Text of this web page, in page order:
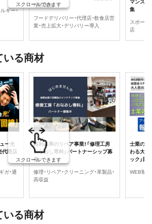
ギー・
理店募集
フードデリバリー・代理店・飲食店営
業・売上拡大・デリバリー導入
マンス持
集
スポーツ
店
スクロールできます
いる商材
ー光
代理店
ガ・通
高利益率のリペア事業！「修理工房
おなおし専科」パートナーシップ募
集
修理・リペア・クリーニング・革製品・
高収益
士業の顧
わる大人
ック」販
WEB制作
スクロールできます
いる商材